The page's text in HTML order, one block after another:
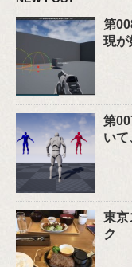
第
現が
第
い
東京
ク